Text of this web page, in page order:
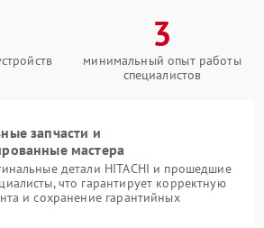
3
минимальный опыт работы
специалистов
запчасти и
мастера
детали HITACHI и прошедшие
что гарантирует корректную
и сохранение гарантийных